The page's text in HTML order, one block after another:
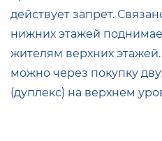
действует запрет.
нижних этажей
жителям верхних
можно через покупку
(дуплекс) на верхнем